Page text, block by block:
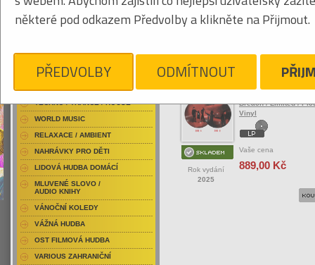
ROCK/POP
Rok vydání
2025
Breach / Limited /
Vinyl
Vaše cena
889,00 Kč
RAP / HIP HOP DOMÁCÍ
RAP / HIP HOP ZAHRANIČNÍ
DVD / HUDBA
PUNK / HARDCORE
TECHNO / TRANCE / HOUSE
WORLD MUSIC
RELAXACE / AMBIENT
NAHRÁVKY PRO DĚTI
LIDOVÁ HUDBA DOMÁCÍ
MLUVENÉ SLOVO /
AUDIO KNIHY
VÁNOČNÍ KOLEDY
VÁŽNÁ HUDBA
OST FILMOVÁ HUDBA
VARIOUS ZAHRANIČNÍ
některé pod odkazem Předvolby a klikněte na Přijmout.
PŘEDVOLBY ODMÍTNOUT